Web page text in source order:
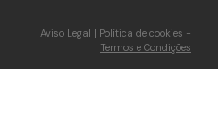
Aviso Legal | Política de cookies -
Termos e Condições